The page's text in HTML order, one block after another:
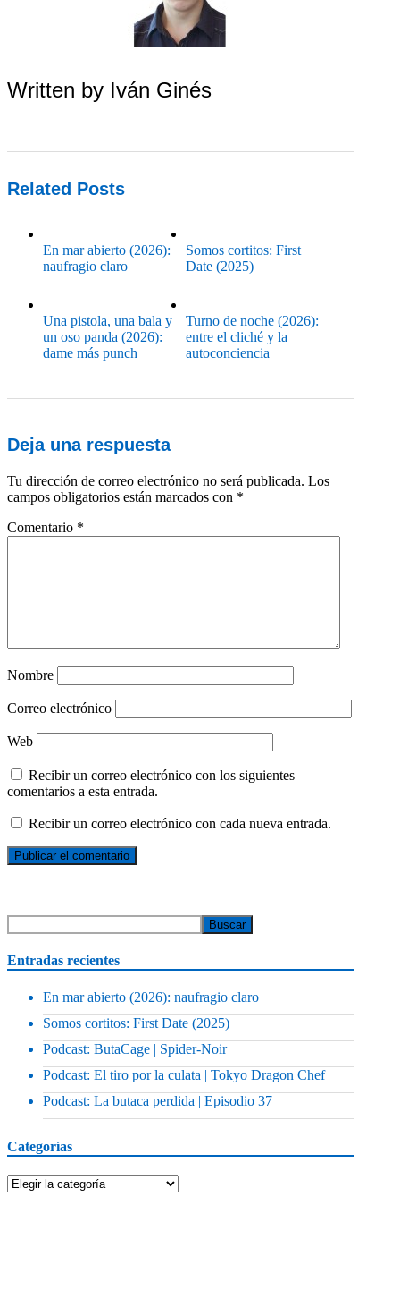
Written by Iván Ginés
Related Posts
En mar abierto (2026):
naufragio claro
Somos cortitos: First
Date (2025)
Una pistola, una bala y
un oso panda (2026):
dame más punch
Turno de noche (2026):
entre el cliché y la
autoconciencia
Deja una respuesta
Tu dirección de correo electrónico no será publicada. Los
campos obligatorios están marcados con *
Comentario *
Nombre
Correo electrónico
Web
Recibir un correo electrónico con los siguientes
comentarios a esta entrada.
Recibir un correo electrónico con cada nueva entrada.
Entradas recientes
En mar abierto (2026): naufragio claro
Somos cortitos: First Date (2025)
Podcast: ButaCage | Spider-Noir
Podcast: El tiro por la culata | Tokyo Dragon Chef
Podcast: La butaca perdida | Episodio 37
Categorías
Categorías